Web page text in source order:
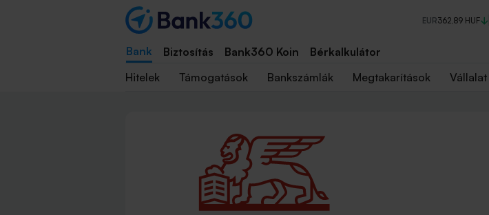
EUR362,89 HUF
Bank Biztosítás Bank360 Koin Bérkalkulátor
Hitelek
Támogatások Bankszámlák Megtakarítások Vállalat